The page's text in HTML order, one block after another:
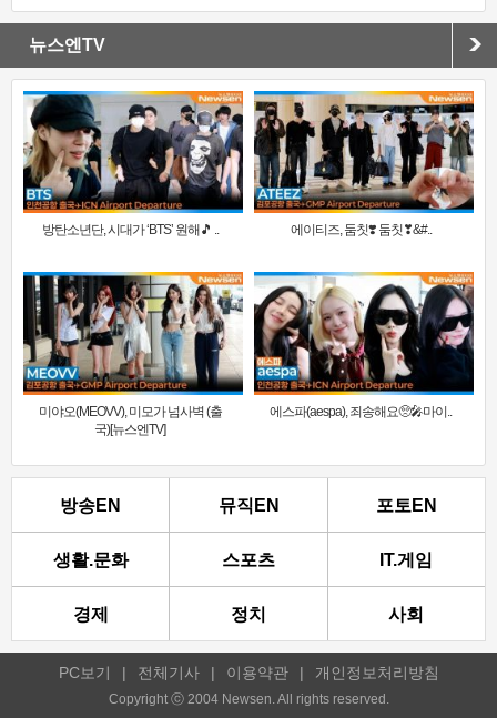
뉴스엔TV
방탄소년단, 시대가 ‘BTS’ 원해🎵 .. 에이티즈, 둠칫❣️ 둠칫❣&#..
미야오(MEOVV), 미모가 넘사벽 (출
국)[뉴스엔TV]
에스파(aespa), 죄송해요🥺🎤마이..
방송EN 뮤직EN 포토EN
생활.문화 스포츠 IT.게임
경제 정치 사회
PC보기 | 전체기사 | 이용약관 | 개인정보처리방침
Copyright ⓒ 2004 Newsen. All rights reserved.